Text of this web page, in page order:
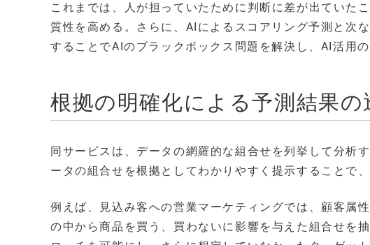
これまでは、人が担っていたために判断に差が出ていた
質性を高める。さらに、AIによるスコアリング予測と次
することでAIのブラックボックス問題を解決し、AI活用の
根拠の明確化による予測結果の
同サービスは、データの網羅的な組合せを列挙して分析
ータの組合せを根拠としてわかりやすく提示することで
例えば、見込み客への営業マーケティングでは、顧客属
の中から商品を買う、買わないに影響を与えた組合せを